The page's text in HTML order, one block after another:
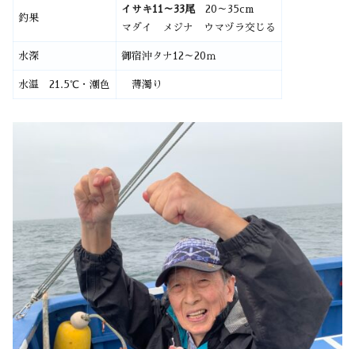
釣果
イサキ11～33尾20～35cm
マダイ メジナ ウマヅラ交じる
水深 御宿沖タナ12～20ｍ
水温 21.5℃・潮色 薄濁り